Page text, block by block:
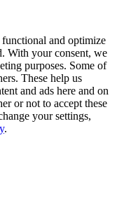
functional and optimize
With your consent, we
purposes. Some of
These help us
and ads here and on
or not to accept these
your settings,
.